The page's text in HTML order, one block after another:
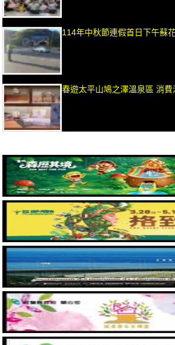
114年中秋節連假首日下午蘇
春遊太平山鳩之澤溫泉區 消